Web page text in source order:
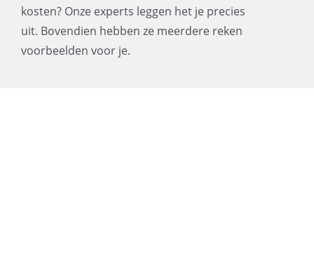
kosten? Onze experts leggen het je precies
uit. Bovendien hebben ze meerdere reken
voorbeelden voor je.